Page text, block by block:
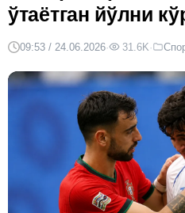
ўтаётган йўлни
09:53 / 24.06.2026· 31.6K·